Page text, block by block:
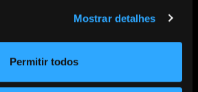
Mostrar detalhes
Permitir todos
que deixou na terra a melodia de